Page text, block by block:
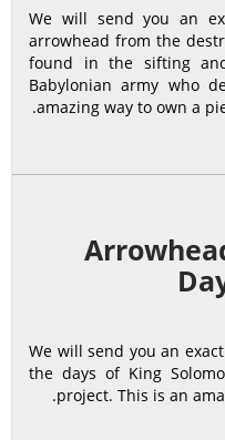
We will send you an
arrowhead from the
found in the sifting
Babylonian army who
amazing way to own a
We will send you an
the days of King
project. This is an